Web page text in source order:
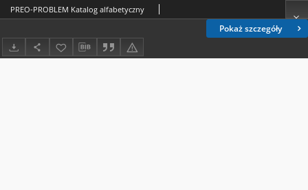
Pokaż szczegóły
PREO-PROBLEM Katalog alfabetyczny